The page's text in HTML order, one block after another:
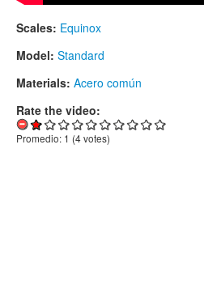
Scales: Equinox
Model: Standard
Materials: Acero común
Rate the video:
Promedio: 1 (4votes)